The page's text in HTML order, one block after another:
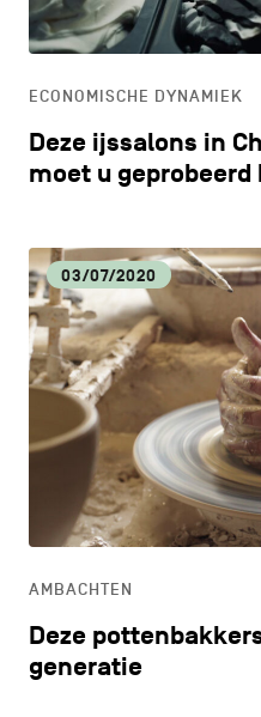
ONDERWIJS
ONTDEKKEN
ECONOMISCHE DYNAMIEK
Deze ijssalons in
moet u geprobeerd
03/07/2020
AMBACHTEN
Deze
generatie